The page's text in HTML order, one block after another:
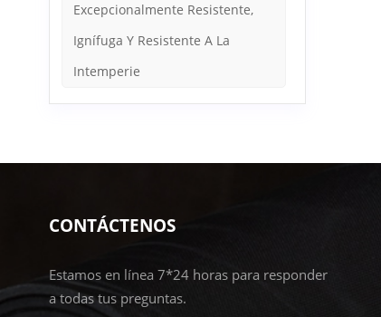
Excepcionalmente Resistente,
Ignífuga Y Resistente A La
Intemperie
CONTÁCTENOS
Estamos en línea 7*24 horas para responder
a todas tus preguntas.